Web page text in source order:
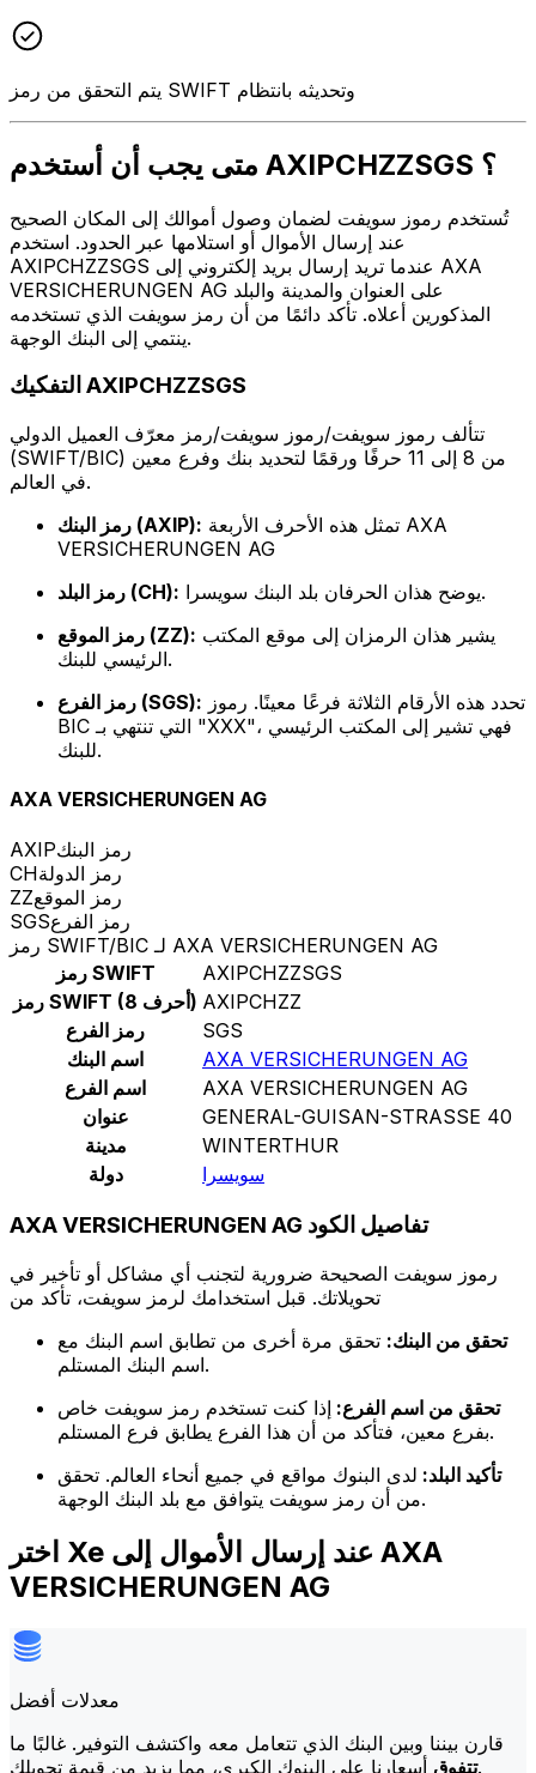
يتم التحقق من رمز SWIFT وتحديثه بانتظام
متى يجب أن أستخدم AXIPCHZZSGS ؟
تُستخدم رموز سويفت لضمان وصول أموالك إلى المكان الصحيح
عند إرسال الأموال أو استلامها عبر الحدود. استخدم
AXIPCHZZSGS عندما تريد إرسال بريد إلكتروني إلى AXA
VERSICHERUNGEN AG على العنوان والمدينة والبلد
المذكورين أعلاه. تأكد دائمًا من أن رمز سويفت الذي تستخدمه
ينتمي إلى البنك الوجهة.
التفكيك AXIPCHZZSGS
تتألف رموز سويفت/رموز سويفت/رمز معرّف العميل الدولي
(SWIFT/BIC) من 8 إلى 11 حرفًا ورقمًا لتحديد بنك وفرع معين
في العالم.
رمز البنك (AXIP):
VERSICHERUNGEN AG
رمز البلد (CH):
يوضح هذان الحرفان بلد البنك سويسرا.
رمز الموقع (ZZ):
الرئيسي للبنك.
رمز الفرع (SGS):
BIC التي تنتهي بـ "XXX"، فهي تشير إلى المكتب الرئيسي
للبنك.
AXA VERSICHERUNGEN AG
AXIPرمز البنك
CHرمز الدولة
ZZرمز الموقع
SGSرمز الفرع
رمز SWIFT/BIC لـ AXA VERSICHERUNGEN AG
رمز SWIFT
AXIPCHZZSGS
رمز SWIFT (8 أحرف) AXIPCHZZ
رمز الفرع
SGS
اسم البنك
AXA VERSICHERUNGEN AG
اسم الفرع
AXA VERSICHERUNGEN AG
عنوان
GENERAL-GUISAN-STRASSE 40
مدينة
WINTERTHUR
دولة
سويسرا
AXA VERSICHERUNGEN AG تفاصيل الكود
رموز سويفت الصحيحة ضرورية لتجنب أي مشاكل أو تأخير في
تحويلاتك. قبل استخدامك لرمز سويفت، تأكد من
تحقق من البنك: تحقق مرة أخرى من تطابق اسم البنك مع
اسم البنك المستلم.
تحقق من اسم الفرع: إذا كنت تستخدم رمز سويفت خاص
بفرع معين، فتأكد من أن هذا الفرع يطابق فرع المستلم.
تأكيد البلد: لدى البنوك مواقع في جميع أنحاء العالم. تحقق
من أن رمز سويفت يتوافق مع بلد البنك الوجهة.
اختر Xe عند إرسال الأموال إلى AXA
VERSICHERUNGEN AG
معدلات أفضل
قارن بيننا وبين البنك الذي تتعامل معه واكتشف التوفير. غالبًا ما
تتفوقأسعارنا على البنوك الكبرى، مما يزيد من قيمة تحويلك.